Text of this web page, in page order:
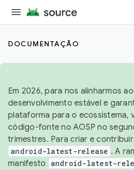
DOCUMENTAÇÃO
Em 2026, para nos alinharmos
desenvolvimento estável e
plataforma para o ecossistema,
código-fonte no AOSP no
trimestres. Para criar e contribuir
android-latest-release . A
manifesto
android-latest-